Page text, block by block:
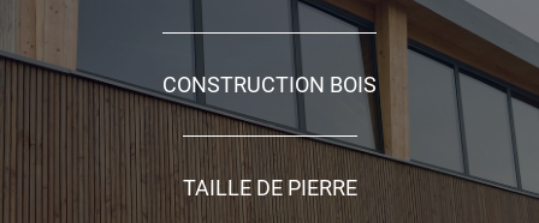
CONSTRUCTION BOIS
TAILLE DE PIERRE